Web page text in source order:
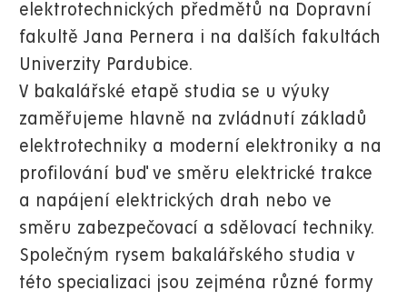
elektrotechnických předmětů na Dopravní
fakultě Jana Pernera i na dalších fakultách
Univerzity Pardubice.
V bakalářské etapě studia se u výuky
zaměřujeme hlavně na zvládnutí základů
elektrotechniky a moderní elektroniky a na
profilování buď ve směru elektrické trakce
a napájení elektrických drah nebo ve
směru zabezpečovací a sdělovací techniky.
Společným rysem bakalářského studia v
této specializaci jsou zejména různé formy